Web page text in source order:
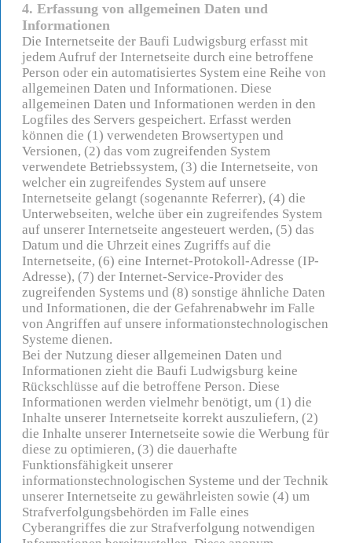
4. Erfassung von allgemeinen Daten und
Informationen
Die Internetseite der Baufi Ludwigsburg erfasst mit
jedem Aufruf der Internetseite durch eine betroffene
Person oder ein automatisiertes System eine Reihe von
allgemeinen Daten und Informationen. Diese
allgemeinen Daten und Informationen werden in den
Logfiles des Servers gespeichert. Erfasst werden
können die (1) verwendeten Browsertypen und
Versionen, (2) das vom zugreifenden System
verwendete Betriebssystem, (3) die Internetseite, von
welcher ein zugreifendes System auf unsere
Internetseite gelangt (sogenannte Referrer), (4) die
Unterwebseiten, welche über ein zugreifendes System
auf unserer Internetseite angesteuert werden, (5) das
Datum und die Uhrzeit eines Zugriffs auf die
Internetseite, (6) eine Internet-Protokoll-Adresse (IP-
Adresse), (7) der Internet-Service-Provider des
zugreifenden Systems und (8) sonstige ähnliche Daten
und Informationen, die der Gefahrenabwehr im Falle
von Angriffen auf unsere informationstechnologischen
Systeme dienen.
Bei der Nutzung dieser allgemeinen Daten und
Informationen zieht die Baufi Ludwigsburg keine
Rückschlüsse auf die betroffene Person. Diese
Informationen werden vielmehr benötigt, um (1) die
Inhalte unserer Internetseite korrekt auszuliefern, (2)
die Inhalte unserer Internetseite sowie die Werbung für
diese zu optimieren, (3) die dauerhafte
Funktionsfähigkeit unserer
informationstechnologischen Systeme und der Technik
unserer Internetseite zu gewährleisten sowie (4) um
Strafverfolgungsbehörden im Falle eines
Cyberangriffes die zur Strafverfolgung notwendigen